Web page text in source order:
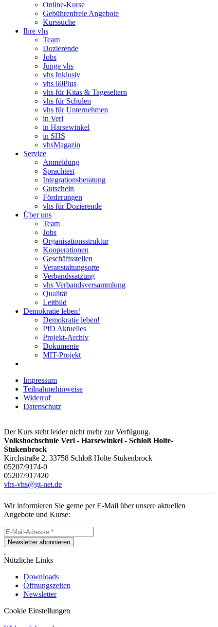
Online-Kurse
Gebührenfreie Angebote
Kurssuche
Ihre vhs
Team
Dozierende
Jobs
Junge vhs
vhs Inklusiv
vhs 60Plus
vhs für Kitas & Tageseltern
vhs für Schulen
vhs für Unternehmen
in Verl
in Harsewinkel
in SHS
vhsMagazin
Service
Anmeldung
Sprachtest
Integrationsberatung
Gutschein
Förderungen
vhs für Dozierende
Über uns
Team
Jobs
Organisationsstruktur
Kooperationen
Geschäftsstellen
Veranstaltungsorte
Verbandssatzung
vhs Verbandsversammlung
Qualität
Leitbild
Demokratie leben!
Demokratie leben!
PfD Aktuelles
Projekt-Archiv
Dokumente
MIT-Projekt
Impressum
Teilnahmehinweise
Widerruf
Datenschutz
Der Kurs steht leider nicht mehr zur Verfügung.
Volkshochschule Verl - Harsewinkel - Schloß Holte-
Stukenbrock
Kirchstraße 2, 33758 Schloß Holte-Stukenbrock
05207/9174-0
05207/917420
vhs-vhs@gt-net.de
Wir informieren Sie gerne per E-Mail über unsere aktuellen
Angebote und Kurse:
Newsletter abonnieren
Nützliche Links
Downloads
Öffnungszeiten
Newsletter
Cookie Einstellungen